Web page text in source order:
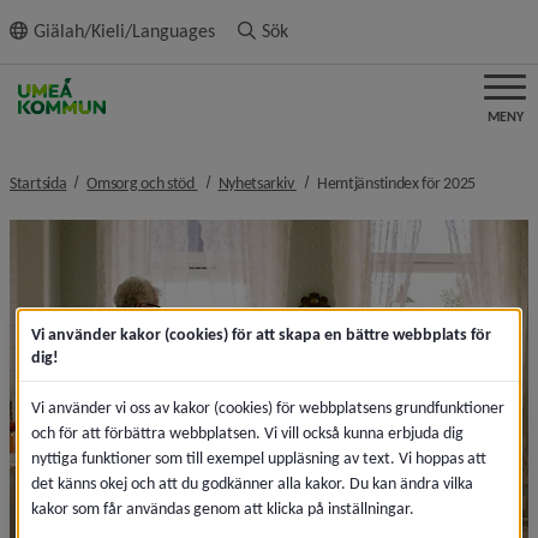
innehållet
Giälah/Kieli/Languages Sök
MENY
Startsida Omsorg och stöd nivå i brödsmulenavigeringen
Nyhetsarkiv nivå i brödsmulenavigeringen
Hemtjänstindex för 2025
Vi använder kakor (cookies) för att skapa en bättre webbplats för
dig!
Vi använder vi oss av kakor (cookies) för webbplatsens grundfunktioner
och för att förbättra webbplatsen. Vi vill också kunna erbjuda dig
nyttiga funktioner som till exempel uppläsning av text. Vi hoppas att
det känns okej och att du godkänner alla kakor. Du kan ändra vilka
kakor som får användas genom att klicka på inställningar.